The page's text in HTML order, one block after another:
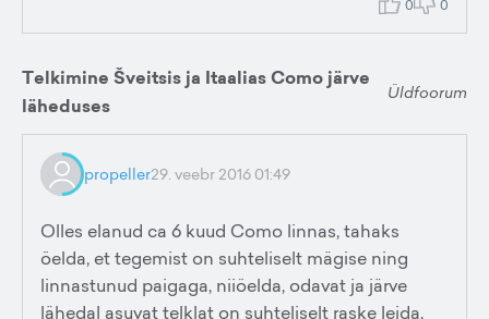
0 0
Telkimine Šveitsis ja Itaalias Como järve
läheduses
Üldfoorum
propeller29. veebr 2016 01:49
Olles elanud ca 6 kuud Como linnas, tahaks
öelda, et tegemist on suhteliselt mägise ning
linnastunud paigaga, niiöelda, odavat ja järve
lähedal asuvat telklat on suhteliselt raske leida.